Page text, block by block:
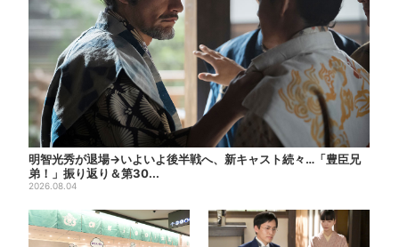
明智光秀が退場→いよいよ後半戦へ、新キャスト続々…「豊臣兄
弟！」振り返り＆第30...
2026.08.04